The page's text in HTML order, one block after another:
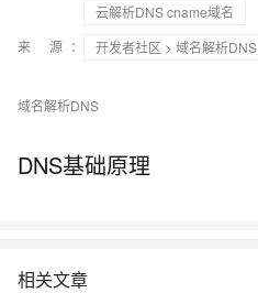
云解析DNS cname域名
来 源：
开发者社区 > 域名解析DNS
域名解析DNS
DNS基础原理
相关文章